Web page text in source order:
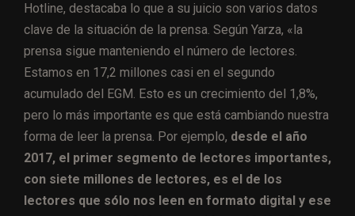
Hotline, destacaba lo que a su juicio son varios datos
clave de la situación de la prensa. Según Yarza, «la
prensa sigue manteniendo el número de lectores.
Estamos en 17,2 millones casi en el segundo
acumulado del EGM. Esto es un crecimiento del 1,8%,
pero lo más importante es que está cambiando nuestra
forma de leer la prensa. Por ejemplo, desde el año
2017, el primer segmento de lectores importantes,
con siete millones de lectores, es el de los
lectores que sólo nos leen en formato digital y ese